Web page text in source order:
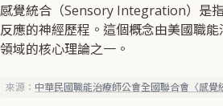
感覺統合（Sensory Integration）是
反應的神經歷程。這個概念由美國職
領域的核心理論之一。
來源： 中華民國職能治療師公會全國聯合會〈感覺